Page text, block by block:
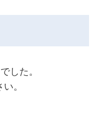
した。
。